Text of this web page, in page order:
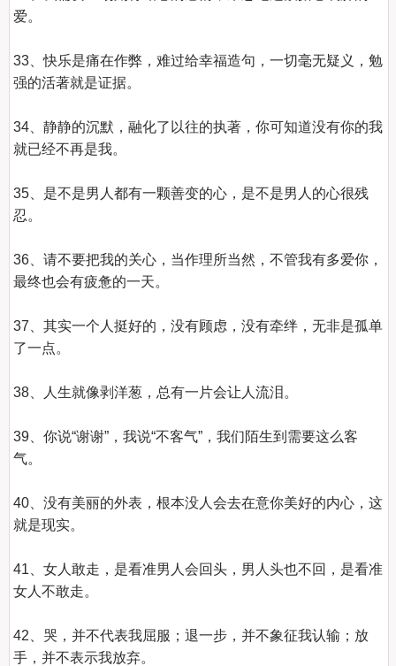
爱。
33、快乐是痛在作弊，难过给幸福造句，一切毫无疑义，勉
强的活著就是证据。
34、静静的沉默，融化了以往的执著，你可知道没有你的我
就已经不再是我。
35、是不是男人都有一颗善变的心，是不是男人的心很残
忍。
36、请不要把我的关心，当作理所当然，不管我有多爱你，
最终也会有疲惫的一天。
37、其实一个人挺好的，没有顾虑，没有牵绊，无非是孤单
了一点。
38、人生就像剥洋葱，总有一片会让人流泪。
39、你说“谢谢”，我说“不客气”，我们陌生到需要这么客
气。
40、没有美丽的外表，根本没人会去在意你美好的内心，这
就是现实。
41、女人敢走，是看准男人会回头，男人头也不回，是看准
女人不敢走。
42、哭，并不代表我屈服；退一步，并不象征我认输；放
手，并不表示我放弃。